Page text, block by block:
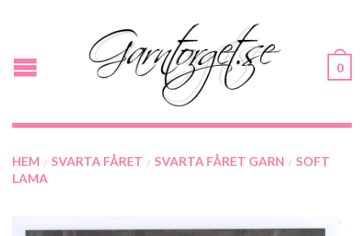
0
HEM / SVARTA FÅRET / SVARTA FÅRET GARN / SOFT
LAMA